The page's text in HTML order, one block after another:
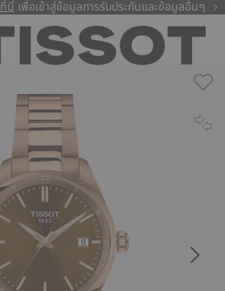
ที่นี่ เพื่อเข้าสู่ข้อมูลการรับประกันและข้อมูลอื่นๆ
ที่นี่